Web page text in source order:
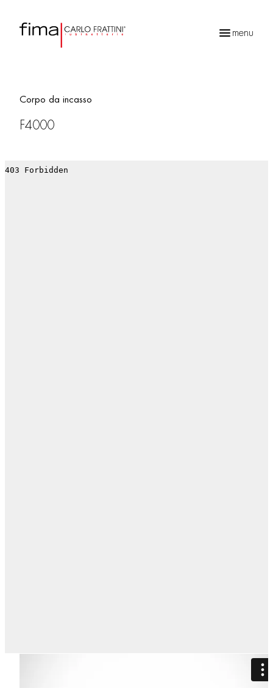
menu
Corpo da incasso
F4000